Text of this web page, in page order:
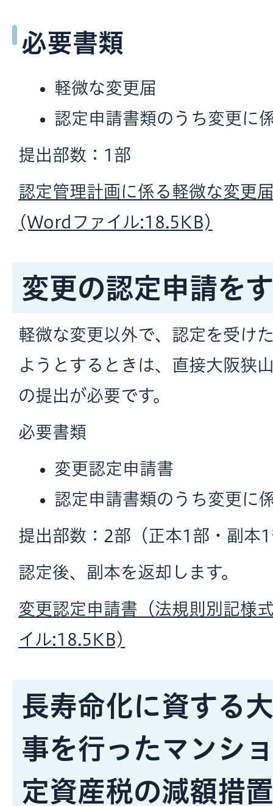
必要書類
軽微な変更届
認定申請書類のうち変更に
提出部数：1部
認定管理計画に係る軽微な変更
(Wordファイル:18.5KB)
変更の認定申請を
軽微な変更以外で、認定を受け
ようとするときは、直接大阪狭
の提出が必要です。
必要書類
変更認定申請書
認定申請書類のうち変更に
提出部数：2部（正本1部・副本
認定後、副本を返却します。
変更認定申請書 （法規則別記様
イル:18.5KB)
長寿命化に資する
事を行ったマンシ
定資産税の減額措